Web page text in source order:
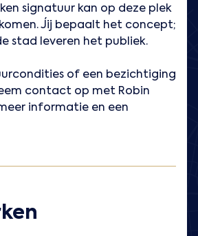
signatuur kan op deze plek
Jij bepaalt het concept;
stad leveren het publiek.
of een bezichtiging
contact op met Robin
informatie en een